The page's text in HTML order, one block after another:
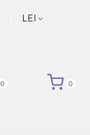
LEI
0 0